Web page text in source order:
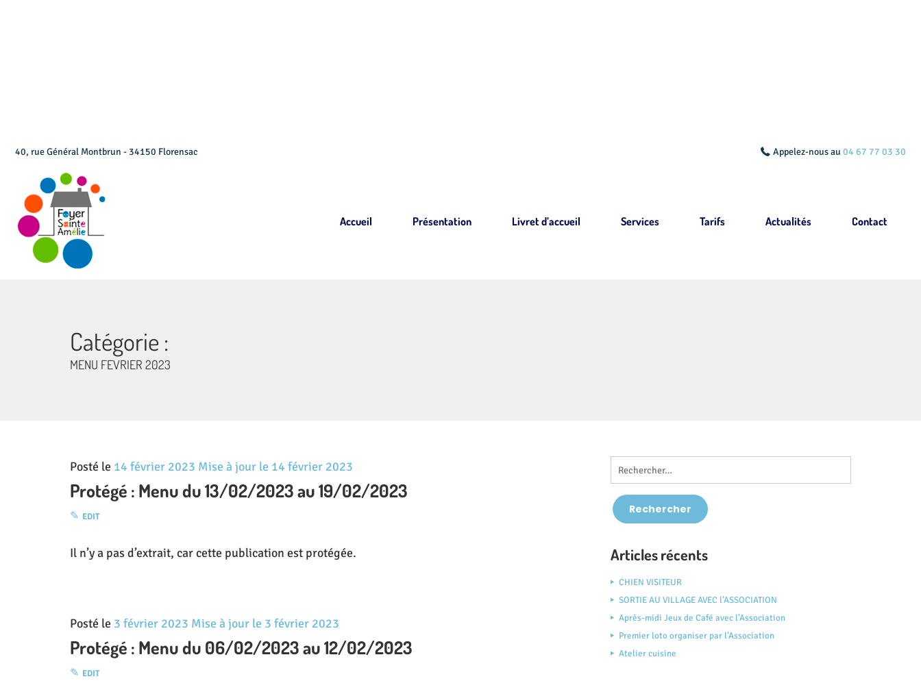
40, rue Général Montbrun - 34150 Florensac Appelez-nous au 04 67 77 03 30
Accueil Présentation Livret d’accueil Services Tarifs Actualités Contact
Catégorie :
MENU FEVRIER 2023
Posté le 14 février 2023 Mise à jour le 14 février 2023
Protégé : Menu du 13/02/2023 au 19/02/2023
EDIT
Il n’y a pas d’extrait, car cette publication est protégée.
Posté le 3 février 2023 Mise à jour le 3 février 2023
Protégé : Menu du 06/02/2023 au 12/02/2023
EDIT
Articles récents
CHIEN VISITEUR
SORTIE AU VILLAGE AVEC l’ASSOCIATION
Après-midi Jeux de Café avec l’Association
Premier loto organiser par l’Association
Atelier cuisine